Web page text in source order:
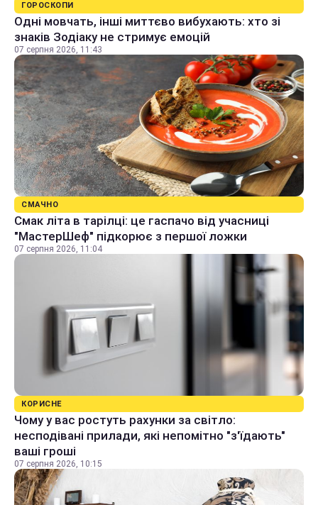
ГОРОСКОПИ
Одні мовчать, інші миттєво вибухають: хто зі
знаків Зодіаку не стримує емоцій
07 серпня 2026, 11:43
СМАЧНО
Смак літа в тарілці: це гаспачо від учасниці
"МастерШеф" підкорює з першої ложки
07 серпня 2026, 11:04
КОРИСНЕ
Чому у вас ростуть рахунки за світло:
несподівані прилади, які непомітно "з'їдають"
ваші гроші
07 серпня 2026, 10:15